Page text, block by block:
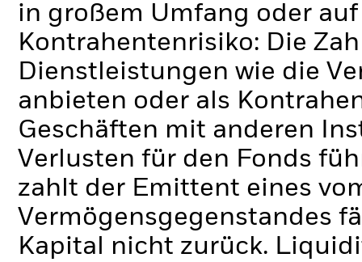
in großem Umfang oder
Kontrahentenrisiko: Die
Dienstleistungen wie die
anbieten oder als
Geschäften mit anderen
Verlusten für den Fonds
zahlt der Emittent eines
Vermögensgegenstandes
Kapital nicht zurück.